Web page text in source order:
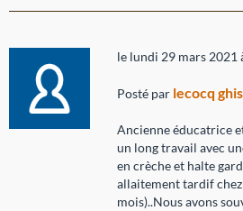
le lundi 29 mars 2021
Posté par lecocq
Ancienne éducatrice
un long travail avec
en crèche et halte
allaitement tardif chez
mois)..Nous avons